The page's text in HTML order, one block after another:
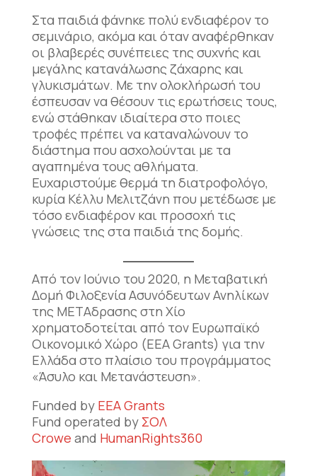
Στα παιδιά φάνηκε πολύ ενδιαφέρον το
σεμινάριο, ακόμα και όταν αναφέρθηκαν
οι βλαβερές συνέπειες της συχνής και
μεγάλης κατανάλωσης ζάχαρης και
γλυκισμάτων. Με την ολοκλήρωσή του
έσπευσαν να θέσουν τις ερωτήσεις τους,
ενώ στάθηκαν ιδιαίτερα στο ποιες
τροφές πρέπει να καταναλώνουν το
διάστημα που ασχολούνται με τα
αγαπημένα τους αθλήματα.
Ευχαριστούμε θερμά τη διατροφολόγο,
κυρία Κέλλυ Μελιτζάνη που μετέδωσε με
τόσο ενδιαφέρον και προσοχή τις
γνώσεις της στα παιδιά της δομής.
Από τον Ιούνιο του 2020, η Μεταβατική
Δομή Φιλοξενία Ασυνόδευτων Ανηλίκων
της ΜΕΤΑδρασης στη Χίο
χρηματοδοτείται από τον Ευρωπαϊκό
Οικονομικό Χώρο (EEA Grants) για την
Ελλάδα στο πλαίσιο του προγράμματος
«Άσυλο και Μετανάστευση».
Funded by EEA Grants
Fund operated by ΣΟΛ
Crowe and HumanRights360